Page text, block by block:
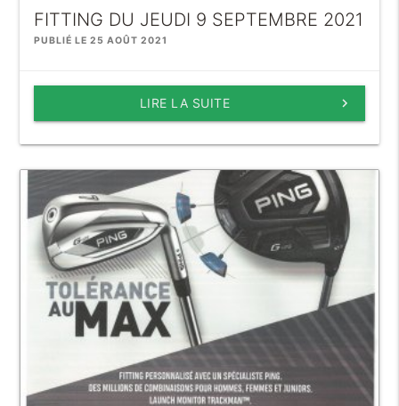
FITTING DU JEUDI 9 SEPTEMBRE 2021
PUBLIÉ LE 25 AOÛT 2021
keyboard_arrow_right
LIRE LA SUITE